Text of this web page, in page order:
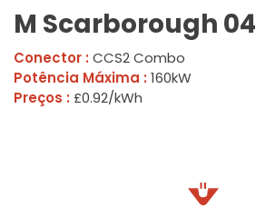
M Scarborough 04
Conector : CCS2 Combo
Potência Máxima : 160kW
Preços : £0.92/kWh